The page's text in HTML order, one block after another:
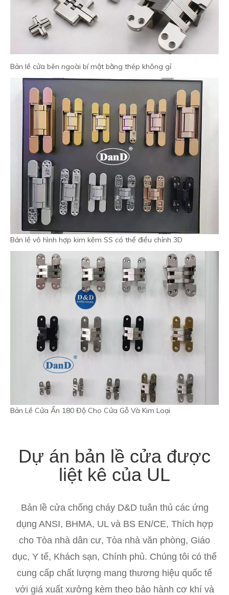
Bản lề cửa bên ngoài bí mật bằng thép không gỉ
Bản lề vô hình hợp kim kẽm SS có thể điều chỉnh 3D
Bản Lề Cửa Ẩn 180 Độ Cho Cửa Gỗ Và Kim Loại
Dự án bản lề cửa được
liệt kê của UL
Bản lề cửa chống cháy D&D tuân thủ các ứng
dụng ANSI, BHMA, UL và BS EN/CE, Thích hợp
cho Tòa nhà dân cư, Tòa nhà văn phòng, Giáo
dục, Y tế, Khách sạn, Chính phủ. Chúng tôi có thể
cung cấp chất lượng mang thương hiệu quốc tế
với giá xuất xưởng kèm theo bảo hành cơ khí và